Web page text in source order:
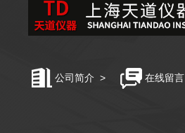
公司简介 > 在线留言